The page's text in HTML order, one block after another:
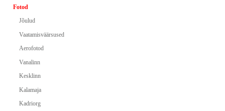
Fotod
Jõulud
Vaatamisväärsused
Aerofotod
Vanalinn
Kesklinn
Kalamaja
Kadriorg